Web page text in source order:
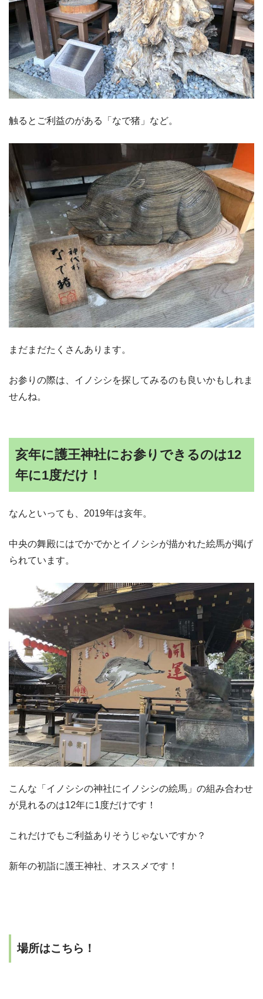
触るとご利益のがある「なで猪」など。
まだまだたくさんあります。
お参りの際は、イノシシを探してみるのも良いかもしれま
せんね。
亥年に護王神社にお参りできるのは12
年に1度だけ！
なんといっても、2019年は亥年。
中央の舞殿にはでかでかとイノシシが描かれた絵馬が掲げ
られています。
こんな「イノシシの神社にイノシシの絵馬」の組み合わせ
が見れるのは12年に1度だけです！
これだけでもご利益ありそうじゃないですか？
新年の初詣に護王神社、オススメです！
場所はこちら！